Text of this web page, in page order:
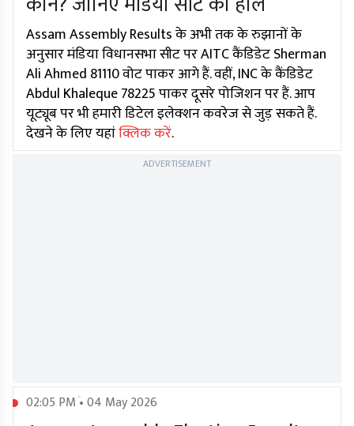
Assam Assembly Results के अभी तक के रुझानों के
अनुसार मंडिया विधानसभा सीट पर AITC कैंडिडेट Sherman
Ali Ahmed 81110 वोट पाकर आगे हैं. वहीं, INC के कैंडिडेट
Abdul Khaleque 78225 पाकर दूसरे पोजिशन पर हैं. आप
यूट्यूब पर भी हमारी डिटेल इलेक्शन कवरेज से जुड़ सकते हैं.
देखने के लिए यहांक्लिक करें.
ADVERTISEMENT
02:05 PM • 04 May 2026